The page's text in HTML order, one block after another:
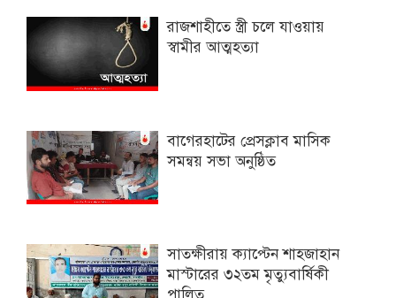
রাজশাহীতে স্ত্রী চলে যাওয়ায়
স্বামীর আত্মহত্যা
বাগেরহাটের প্রেসক্লাব মাসিক
সমন্বয় সভা অনুষ্ঠিত
সাতক্ষীরায় ক্যাপ্টেন শাহজাহান
মাস্টারের ৩২তম মৃত্যুবার্ষিকী